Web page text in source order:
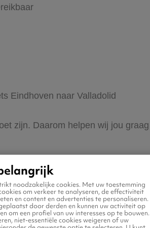
Eindhoven naar Valladolid
zijn. Daarom helpen wij jou
noodzakelijke cookies. Met uw toestemming
om verkeer te analyseren, de effectiviteit
en content en advertenties te personaliseren.
door derden en kunnen uw activiteit op
om een profiel van uw interesses op te bouwen.
niet-essentiële cookies weigeren of uw